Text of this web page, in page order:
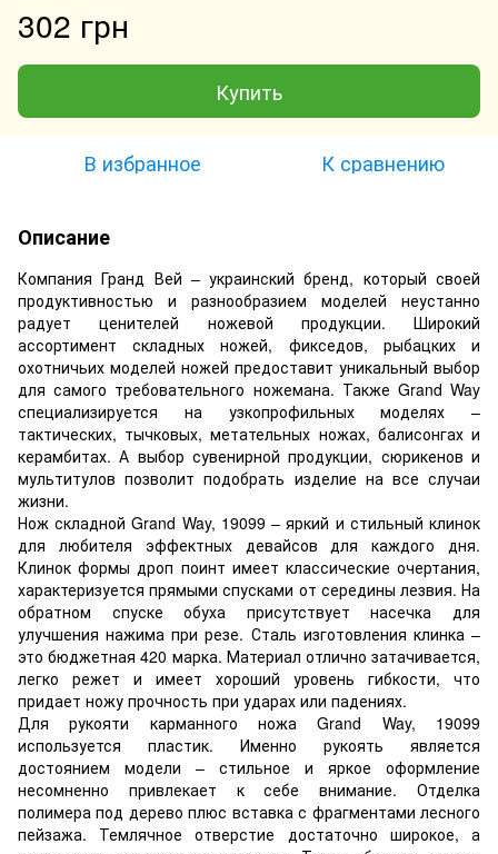
302 грн
Купить
В избранное К сравнению
Описание
Компания Гранд Вей – украинский бренд, который своей
продуктивностью и разнообразием моделей неустанно
радует ценителей ножевой продукции. Широкий
ассортимент складных ножей, фикседов, рыбацких и
охотничьих моделей ножей предоставит уникальный выбор
для самого требовательного ножемана. Также Grand Way
специализируется на узкопрофильных моделях –
тактических, тычковых, метательных ножах, балисонгах и
керамбитах. А выбор сувенирной продукции, сюрикенов и
мультитулов позволит подобрать изделие на все случаи
жизни.
Нож складной Grand Way, 19099 – яркий и стильный клинок
для любителя эффектных девайсов для каждого дня.
Клинок формы дроп поинт имеет классические очертания,
характеризуется прямыми спусками от середины лезвия. На
обратном спуске обуха присутствует насечка для
улучшения нажима при резе. Сталь изготовления клинка –
это бюджетная 420 марка. Материал отлично затачивается,
легко режет и имеет хороший уровень гибкости, что
придает ножу прочность при ударах или падениях.
Для рукояти карманного ножа Grand Way, 19099
используется пластик. Именно рукоять является
достоянием модели – стильное и яркое оформление
несомненно привлекает к себе внимание. Отделка
полимера под дерево плюс вставка с фрагментами лесного
пейзажа. Темлячное отверстие достаточно широкое, а